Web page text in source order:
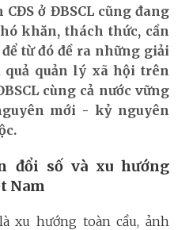
ở ĐBSCL cũng đang
khăn, thách thức, cần
từ đó đề ra những giải
quả quản lý xã hội trên
cùng cả nước vững
mới - kỷ nguyên
đổi số và xu hướng
Nam
xu hướng toàn cầu, ảnh